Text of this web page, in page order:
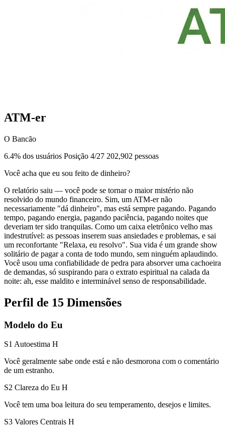
ATM-er
O Bancão
6.4% dos usuários Posição 4/27 202,902 pessoas
Você acha que eu sou feito de dinheiro?
O relatório saiu — você pode se tornar o maior mistério não
resolvido do mundo financeiro. Sim, um ATM-er não
necessariamente "dá dinheiro", mas está sempre pagando. Pagando
tempo, pagando energia, pagando paciência, pagando noites que
deveriam ter sido tranquilas. Como um caixa eletrônico velho mas
indestrutível: as pessoas inserem suas ansiedades e problemas, e sai
um reconfortante "Relaxa, eu resolvo". Sua vida é um grande show
solitário de pagar a conta de todo mundo, sem ninguém aplaudindo.
Você usou uma confiabilidade de pedra para absorver uma cachoeira
de demandas, só suspirando para o extrato espiritual na calada da
noite: ah, esse maldito e interminável senso de responsabilidade.
Perfil de 15 Dimensões
Modelo do Eu
S1 Autoestima H
Você geralmente sabe onde está e não desmorona com o comentário
de um estranho.
S2 Clareza do Eu H
Você tem uma boa leitura do seu temperamento, desejos e limites.
S3 Valores Centrais H